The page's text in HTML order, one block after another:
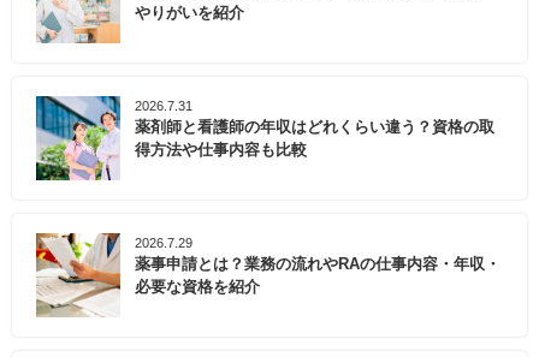
やりがいを紹介
2026.7.31
薬剤師と看護師の年収はどれくらい違う？資格の取
得方法や仕事内容も比較
2026.7.29
薬事申請とは？業務の流れやRAの仕事内容・年収・
必要な資格を紹介